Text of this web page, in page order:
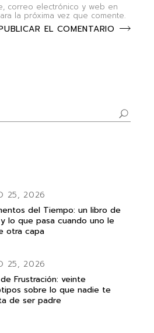
correo electrónico y web en
la próxima vez que comente.
EL COMENTARIO
25, 2026
del Tiempo: un libro de
lo que pasa cuando uno le
otra capa
25, 2026
Frustración: veinte
sobre lo que nadie te
de ser padre